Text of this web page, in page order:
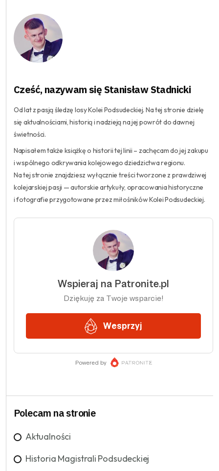
Cześć, nazywam się Stanisław Stadnicki
Od lat z pasją śledzę losy Kolei Podsudeckiej. Na tej stronie dzielę
się aktualnościami, historią i nadzieją na jej powrót do dawnej
świetności.
Napisałem także książkę o historii tej linii – zachęcam do jej zakupu
i wspólnego odkrywania kolejowego dziedzictwa regionu.
Na tej stronie znajdziesz wyłącznie treści tworzone z prawdziwej
kolejarskiej pasji — autorskie artykuły, opracowania historyczne
i fotografie przygotowane przez miłośników Kolei Podsudeckiej.
Polecam na stronie
Aktualności
Historia Magistrali Podsudeckiej